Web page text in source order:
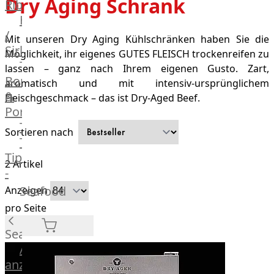
Wagyu
Irish
Veire
F1
Wagyu
Beef
Schwein
Ibérico
Schwein
Joselito
Ibérico
70%
Bellota
Garimori
Ibérico
35%
Bellota
LiVar
Ribeye
Hüftsteak
/
Sirloin
T-
Bone
&
Porterhouse
Tomahawk
Tri
Tip
-
Bürgermeisterstück
Bäckchen
Hanging
Tender
Special
Cuts
Seafood
Seafood
Alle
anzeigen
Dry Aging Schrank
Mit unseren Dry Aging Kühlschränken haben Sie die
Möglichkeit, ihr eigenes GUTES FLEISCH trockenreifen zu
lassen – ganz nach Ihrem eigenen Gusto. Zart,
aromatisch und mit intensiv-ursprünglichem
Fleischgeschmack – das ist Dry-Aged Beef.
Sortieren nach
2Artikel
Anzeigen
pro Seite